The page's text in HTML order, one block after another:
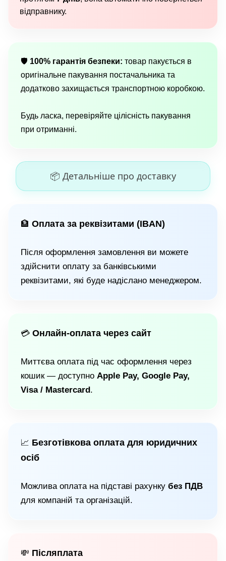
відправнику.
🛡 100% гарантія безпеки: товар пакується в
оригінальне пакування постачальника та
додатково захищається транспортною коробкою.
Будь ласка, перевіряйте цілісність пакування
при отриманні.
📦 Детальніше про доставку
🏦 Оплата за реквізитами (IBAN)
Після оформлення замовлення ви можете
здійснити оплату за банківськими
реквізитами, які буде надіслано менеджером.
💳 Онлайн-оплата через сайт
Миттєва оплата під час оформлення через
кошик — доступно Apple Pay, Google Pay,
Visa / Mastercard.
📈 Безготівкова оплата для юридичних
осіб
Можлива оплата на підставі рахунку без ПДВ
для компаній та організацій.
💸 Післяплата